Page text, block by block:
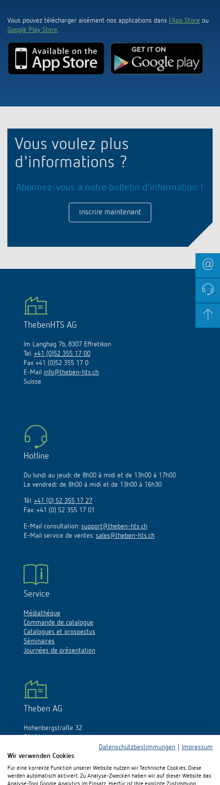
Vous pouvez télécharger aisément nos applications dans l'App Store ou
Google Play Store
Vous voulez plus
d'informations ?
Abonnez-vous à notre bulletin d'information !
inscrire maintenant
ThebenHTS AG
Im Langhag 7b, 8307 Effretikon
Tel. +41 (0)52 355 17 00
Fax +41 (0)52 355 17 0
E-Mail info@theben-hts.ch
Suisse
Hotline
Du lundi au jeudi: de 8h00 à midi et de 13h00 à 17h00
Le vendredi: de 8h00 à midi et de 13h00 à 16h30
Tél: +41 (0) 52 355 17 27
Fax: +41 (0) 52 355 17 01
E-Mail consultation: support@theben-hts.ch
E-Mail service de ventes: sales@theben-hts.ch
Service
Médiathéque
Commande de catalogue
Catalogues et prospectus
Séminaires
Journées de présentation
Theben AG
Hohenbergstraße 32
72401 Haigerloch
Fax: +49 (0)74 74/692-150
E-Mail:info@theben.de
Datenschutzbestimmungen
Impressum
Wir verwenden Cookies
Für eine korrekte Funktion unserer Website nutzen wir Technische Cookies. Diese
werden automatisch aktiviert. Zu Analyse-Zwecken haben wir auf dieser Website das